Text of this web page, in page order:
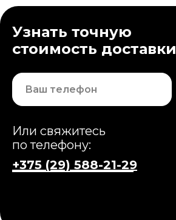
Или свяжитесь
по телефону:
+375 (29) 588-21-29
Узнать точную
стоимость доставки